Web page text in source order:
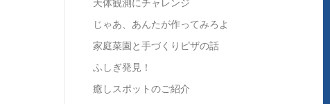
天体観測にチャレンジ
じゃあ、あんたが作ってみろよ
家庭菜園と手づくりピザの話
ふしぎ発見！
癒しスポットのご紹介